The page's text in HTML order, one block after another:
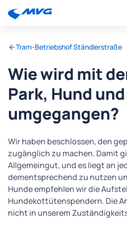
Tram-Betriebshof Ständlerstraße
Wie wird mit
Park, Hund
umgegangen?
Wir haben beschlossen, den
zugänglich zu machen. Damit
Allgemeingut, und es liegt an
dementsprechend zu nutzen
Hunde empfehlen wir die
Hundekottütenspendern. Die
nicht in unserem